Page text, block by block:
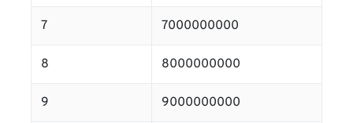
7 7000000000
8 8000000000
9 9000000000